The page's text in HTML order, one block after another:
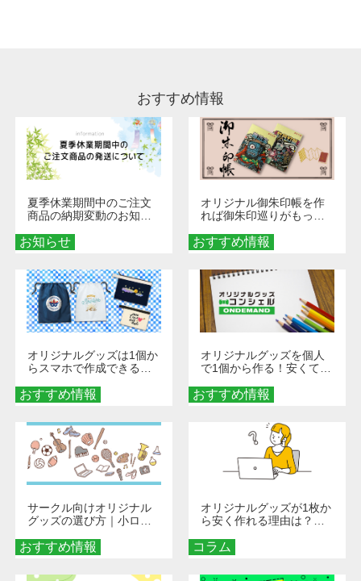
おすすめ情報
お知らせ
夏季休業期間中のご注文
商品の納期変動のお知ら
おすすめ情報
オリジナル御朱印帳を作
れば御朱印巡りがもっと
ダーメイドする魅力と選
び方
おすすめ情報
オリジナルグッズは1個か
らスマホで作成できる！
くなる巾着＆ポーチ活用
術
おすすめ情報
オリジナルグッズを個人
で1個から作る！安くて簡
秘訣
おすすめ情報
サークル向けオリジナル
グッズの選び方｜小ロッ
める秘訣
コラム
オリジナルグッズが1枚か
ら安く作れる理由は？オ
とメリットを解説